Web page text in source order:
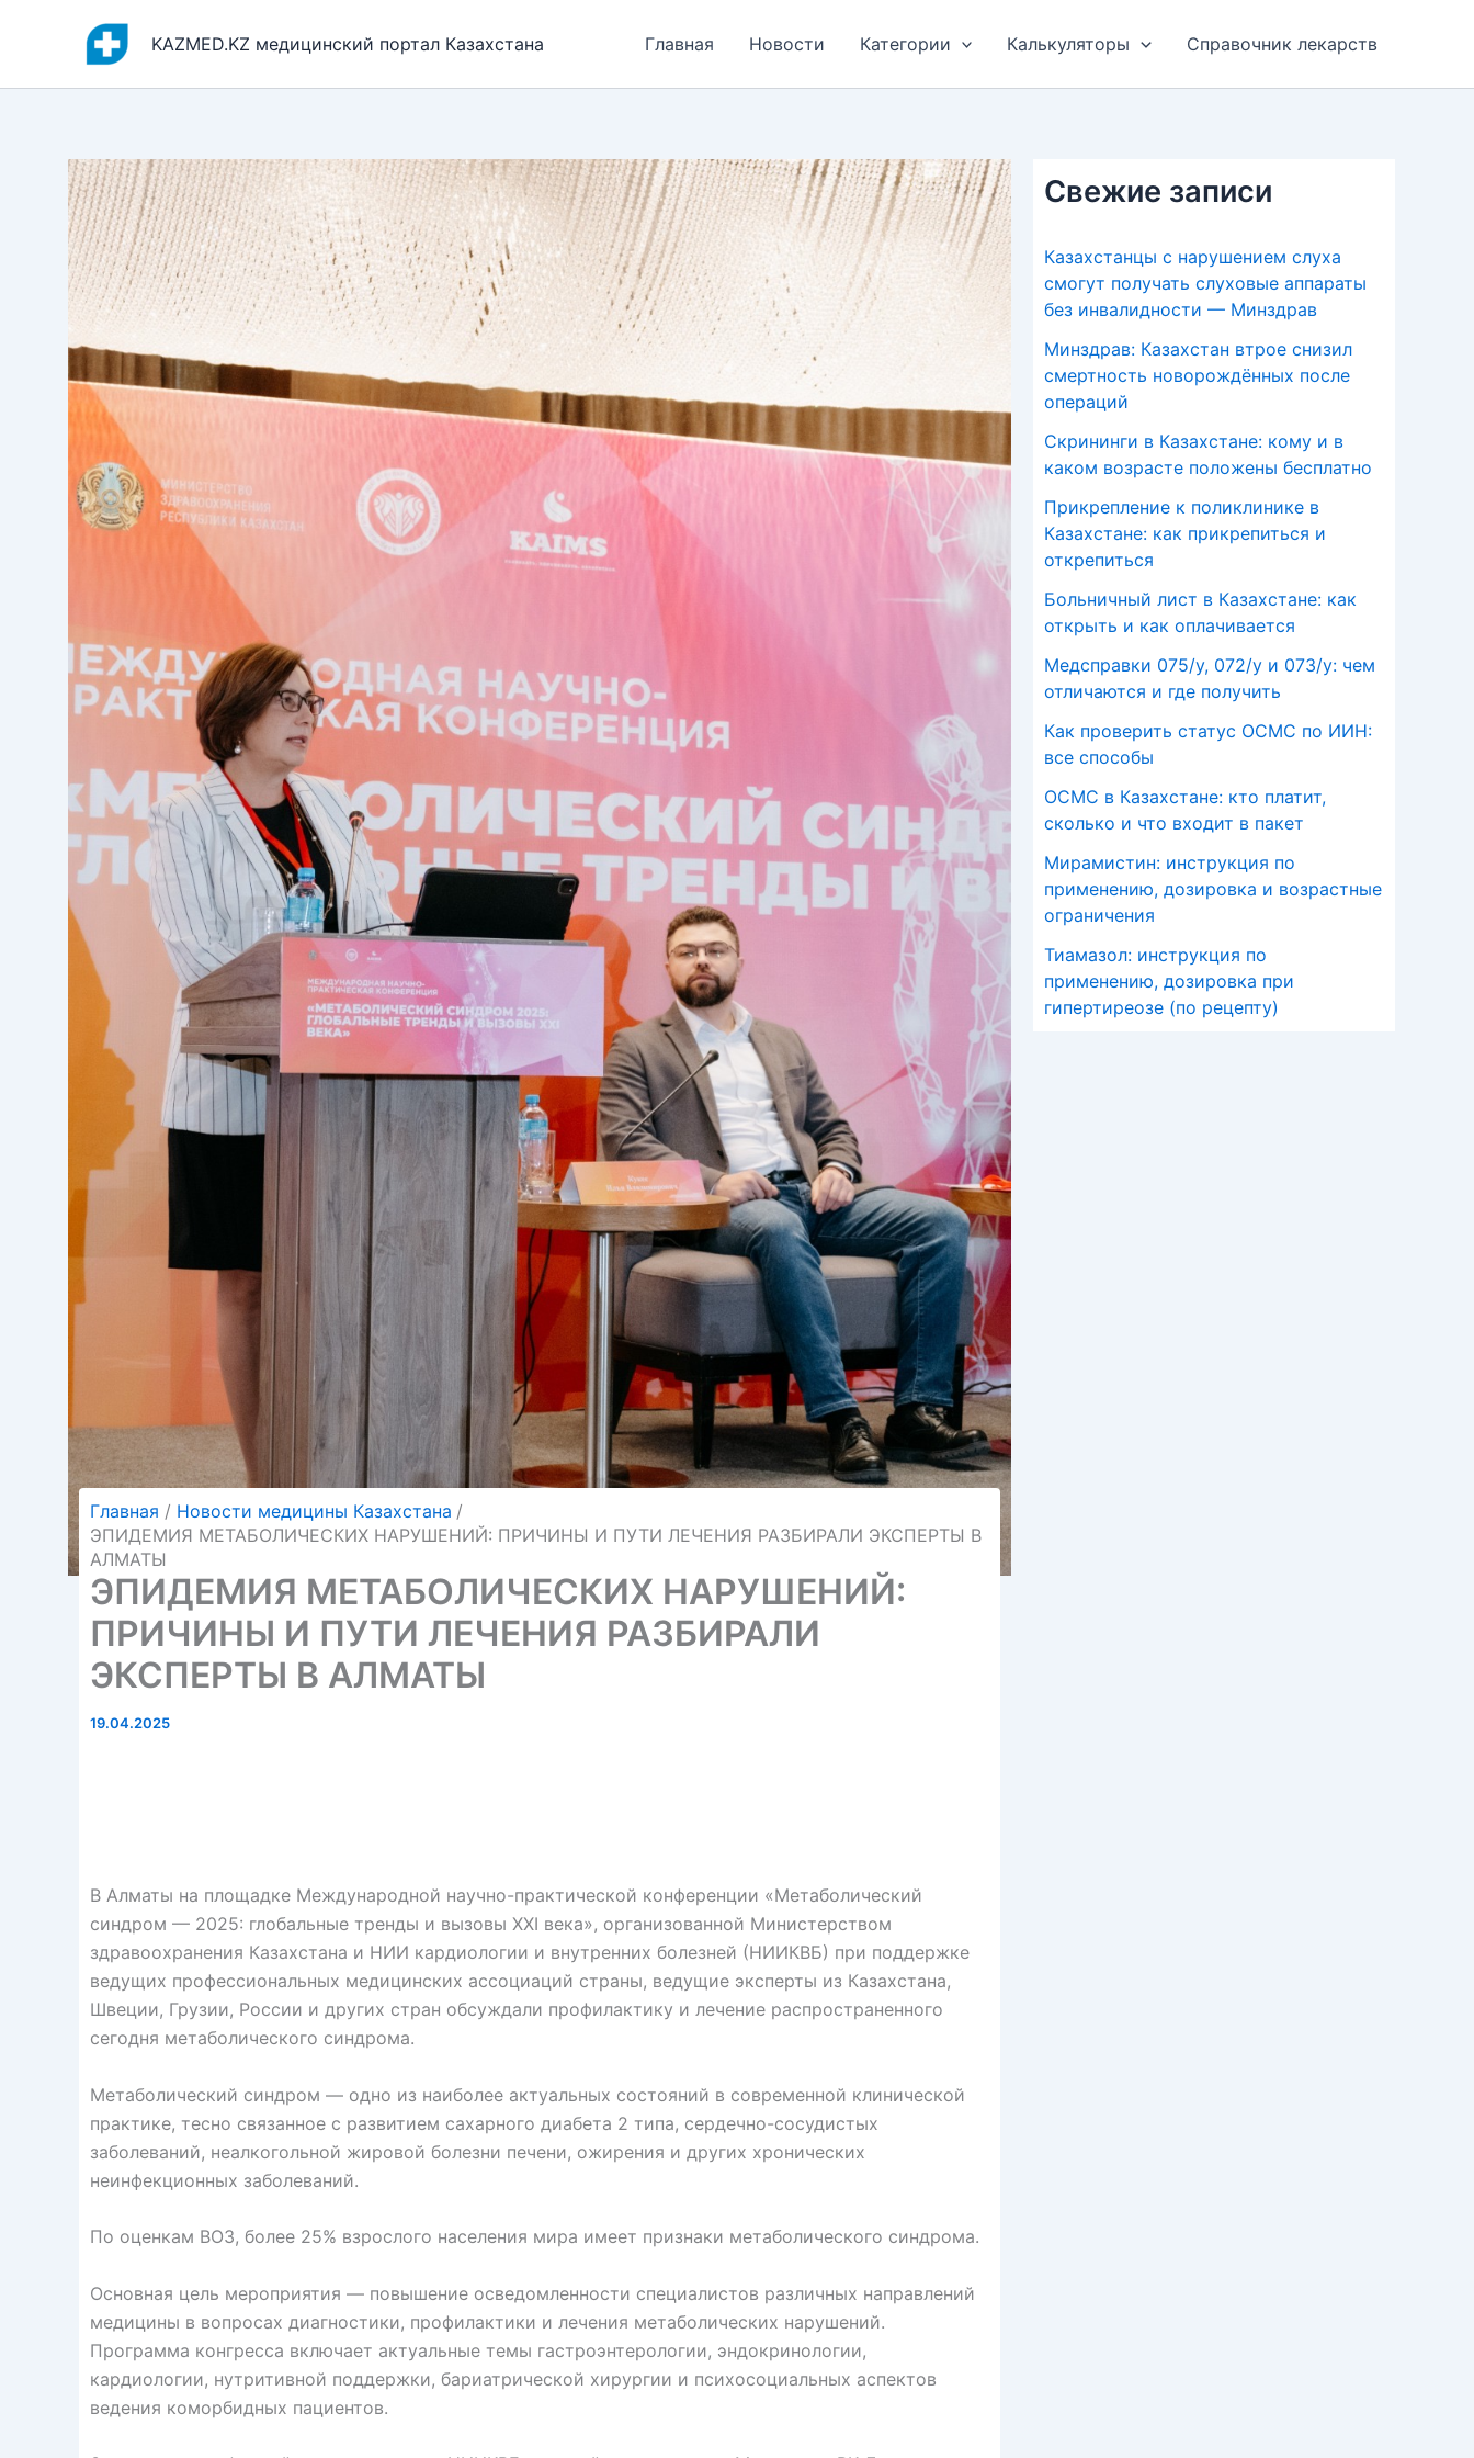
содержимому
KAZMED.KZ медицинский портал Казахстана Главная Новости Категории Калькуляторы Справочник лекарств
Главная
Новости медицины Казахстана
ЭПИДЕМИЯ МЕТАБОЛИЧЕСКИХ НАРУШЕНИЙ: ПРИЧИНЫ И ПУТИ ЛЕЧЕНИЯ РАЗБИРАЛИ ЭКСПЕРТЫ В
АЛМАТЫ
ЭПИДЕМИЯ МЕТАБОЛИЧЕСКИХ НАРУШЕНИЙ:
ПРИЧИНЫ И ПУТИ ЛЕЧЕНИЯ РАЗБИРАЛИ
ЭКСПЕРТЫ В АЛМАТЫ
19.04.2025
В Алматы на площадке Международной научно-практической конференции «Метаболический
синдром — 2025: глобальные тренды и вызовы XXI века», организованной Министерством
здравоохранения Казахстана и НИИ кардиологии и внутренних болезней (НИИКВБ) при поддержке
ведущих профессиональных медицинских ассоциаций страны, ведущие эксперты из Казахстана,
Швеции, Грузии, России и других стран обсуждали профилактику и лечение распространенного
сегодня метаболического синдрома.
Метаболический синдром — одно из наиболее актуальных состояний в современной клинической
практике, тесно связанное с развитием сахарного диабета 2 типа, сердечно-сосудистых
заболеваний, неалкогольной жировой болезни печени, ожирения и других хронических
неинфекционных заболеваний.
По оценкам ВОЗ, более 25% взрослого населения мира имеет признаки метаболического синдрома.
Основная цель мероприятия — повышение осведомленности специалистов различных направлений
медицины в вопросах диагностики, профилактики и лечения метаболических нарушений.
Программа конгресса включает актуальные темы гастроэнтерологии, эндокринологии,
кардиологии, нутритивной поддержки, бариатрической хирургии и психосоциальных аспектов
ведения коморбидных пациентов.
Свежие записи
Казахстанцы с нарушением слуха
смогут получать слуховые аппараты
без инвалидности — Минздрав
Минздрав: Казахстан втрое снизил
смертность новорождённых после
операций
Скрининги в Казахстане: кому и в
каком возрасте положены бесплатно
Прикрепление к поликлинике в
Казахстане: как прикрепиться и
открепиться
Больничный лист в Казахстане: как
открыть и как оплачивается
Медсправки 075/у, 072/у и 073/у: чем
отличаются и где получить
Как проверить статус ОСМС по ИИН:
все способы
ОСМС в Казахстане: кто платит,
сколько и что входит в пакет
Мирамистин: инструкция по
применению, дозировка и возрастные
ограничения
Тиамазол: инструкция по
применению, дозировка при
гипертиреозе (по рецепту)